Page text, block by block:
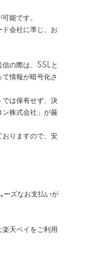
能です。
会社に準じ、お
信の際は、SSLと
情報が暗号化さ
では保有せず、決
株式会社」が厳
おりますので、安
ーズなお支払いが
楽天ペイをご利用